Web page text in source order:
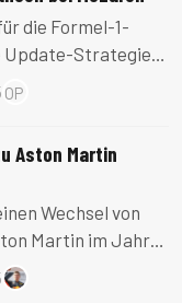
die Formel-1-
Update-Strategie
OP
Aston Martin
Wechsel von
Martin im Jahr
Option.